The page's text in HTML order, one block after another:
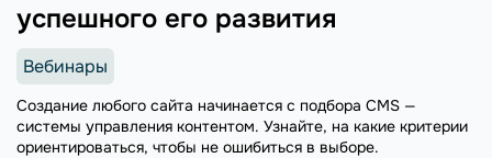
успешного его развития
Вебинары
Создание любого сайта начинается с подбора CMS —
системы управления контентом. Узнайте, на какие критерии
ориентироваться, чтобы не ошибиться в выборе.